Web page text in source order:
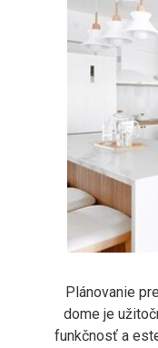
Plánovanie
dome je
funkčnosť a